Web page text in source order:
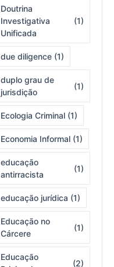
Doutrina
Investigativa
Unificada
(1)
due diligence (1)
duplo grau de
jurisdição
(1)
Ecologia Criminal (1)
Economia Informal (1)
educação
antirracista
(1)
educação jurídica (1)
Educação no
Cárcere
(1)
Educação
(2)